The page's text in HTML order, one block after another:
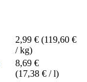
2,99 € (119,60 €
/ kg)
8,69 €
(17,38 € / l)